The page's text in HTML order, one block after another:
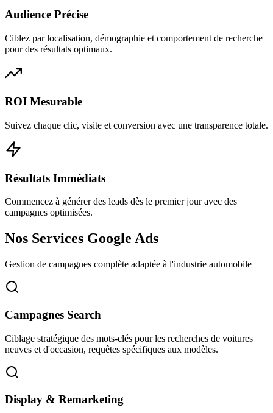
Audience Précise
Ciblez par localisation, démographie et comportement de recherche
pour des résultats optimaux.
ROI Mesurable
Suivez chaque clic, visite et conversion avec une transparence totale.
Résultats Immédiats
Commencez à générer des leads dès le premier jour avec des
campagnes optimisées.
Nos Services Google Ads
Gestion de campagnes complète adaptée à l'industrie automobile
Campagnes Search
Ciblage stratégique des mots-clés pour les recherches de voitures
neuves et d'occasion, requêtes spécifiques aux modèles.
Display & Remarketing